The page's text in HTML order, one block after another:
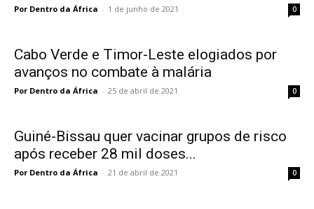
Por Dentro da África - 1 de junho de 2021 0
Cabo Verde e Timor-Leste elogiados por
avanços no combate à malária
Por Dentro da África - 25 de abril de 2021 0
Guiné-Bissau quer vacinar grupos de risco
após receber 28 mil doses...
Por Dentro da África - 21 de abril de 2021 0